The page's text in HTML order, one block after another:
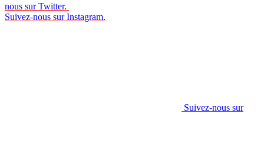
nous sur Twitter.
Suivez-nous sur Instagram.
Suivez-nous sur